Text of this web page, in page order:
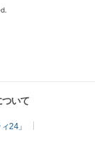
いて
24」